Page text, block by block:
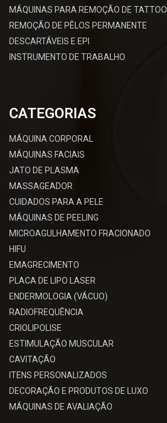
MÁQUINAS PARA REMOÇÃO DE TATTOO
REMOÇÃO DE PÊLOS PERMANENTE
DESCARTÁVEIS E EPI
INSTRUMENTO DE TRABALHO
CATEGORIAS
MÁQUINA CORPORAL
MÁQUINAS FACIAIS
JATO DE PLASMA
MASSAGEADOR
CUIDADOS PARA A PELE
MÁQUINAS DE PEELING
MICROAGULHAMENTO FRACIONADO
HIFU
EMAGRECIMENTO
PLACA DE LIPO LASER
ENDERMOLOGIA (VÁCUO)
RADIOFREQUÊNCIA
CRIOLIPOLISE
ESTIMULAÇÃO MUSCULAR
CAVITAÇÃO
ITENS PERSONALIZADOS
DECORAÇÃO E PRODUTOS DE LUXO
MÁQUINAS DE AVALIAÇÃO